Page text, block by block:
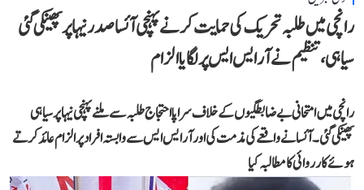
رانچی میں طلبہ تحریک کی حمایت کرنے پہنچی آئسا صدر نیہا پر پھینکی گئی
سیاہی، تنظیم نے آر ایس ایس پر لگایا الزام
رانچی میں امتحانی بے ضابطگیوں کے خلاف سراپا احتجاج طلبہ سے ملنے پہنچی نیہا پر سیاہی
پھینکی گئی۔ آئسا نے واقعے کی مذمت کی اور آر ایس ایس سے وابستہ افراد پر الزام عائد کرتے
ہوئے کارروائی کا مطالبہ کیا